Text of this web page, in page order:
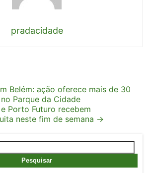
pradacidade
Belém: ação oferece mais de 30
Parque da Cidade
Porto Futuro recebem
neste fim de semana →